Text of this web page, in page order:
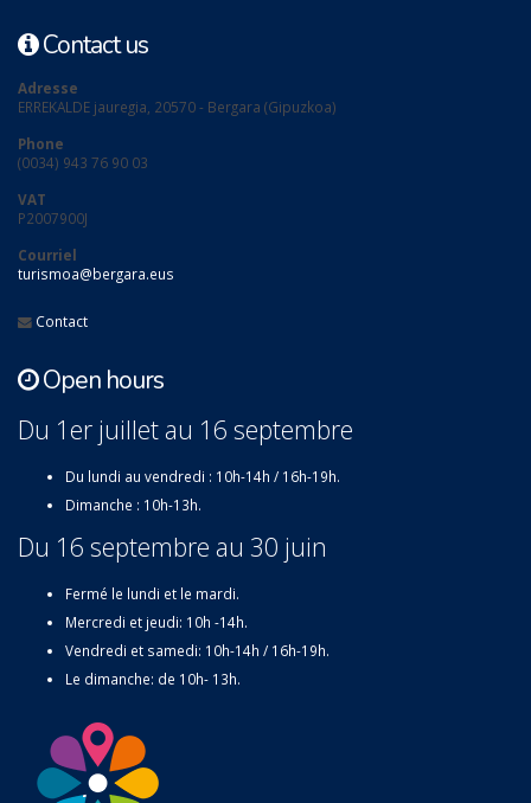
Contact us
Adresse
ERREKALDE jauregia, 20570 - Bergara (Gipuzkoa)
Phone
(0034) 943 76 90 03
VAT
P2007900J
Courriel
turismoa@bergara.eus
Contact
Open hours
Du 1er juillet au 16 septembre
Du lundi au vendredi : 10h-14h / 16h-19h.
Dimanche : 10h-13h.
Du 16 septembre au 30 juin
Fermé le lundi et le mardi.
Mercredi et jeudi: 10h -14h.
Vendredi et samedi: 10h-14h / 16h-19h.
Le dimanche: de 10h- 13h.